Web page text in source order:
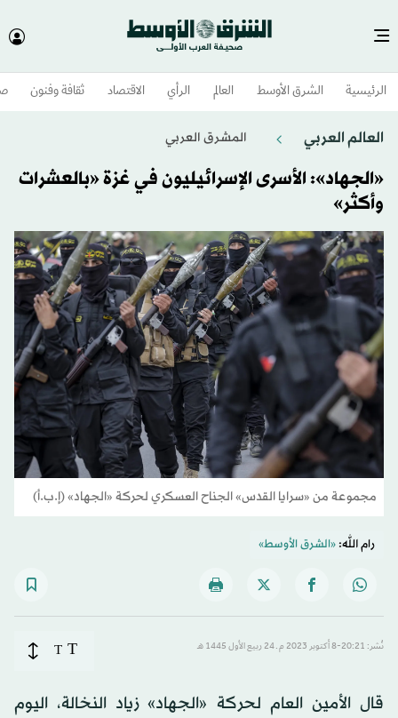
الرئيسية الشرق الأوسط​ العالم الرأي الاقتصاد ثقافة وفنون
العالم العربي المشرق العربي
«الجهاد»: الأسرى الإسرائيليون في غزة «بالعشرات
وأكثر»
مجموعة من «سرايا القدس» الجناح العسكري لحركة «الجهاد» (إ.ب.أ)
رام الله:«الشرق الأوسط»
نُشر: 20:21-8 أكتوبر 2023 م ـ 24 ربيع الأول 1445 هـ T
T
قال الأمين العام لحركة «الجهاد» زياد النخالة، اليوم